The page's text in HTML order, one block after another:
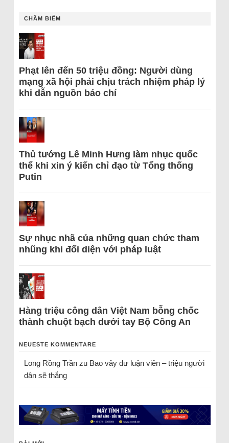
CHÂM BIẾM
Phạt lên đến 50 triệu đồng: Người dùng
mạng xã hội phải chịu trách nhiệm pháp lý
khi dẫn nguồn báo chí
Thủ tướng Lê Minh Hưng làm nhục quốc
thể khi xin ý kiến chỉ đạo từ Tổng thống
Putin
Sự nhục nhã của những quan chức tham
nhũng khi đối diện với pháp luật
Hàng triệu công dân Việt Nam bỗng chốc
thành chuột bạch dưới tay Bộ Công An
NEUESTE KOMMENTARE
Long Rồng Trầnzu Bao vây dư luận viên – triệu người
dân sẽ thắng